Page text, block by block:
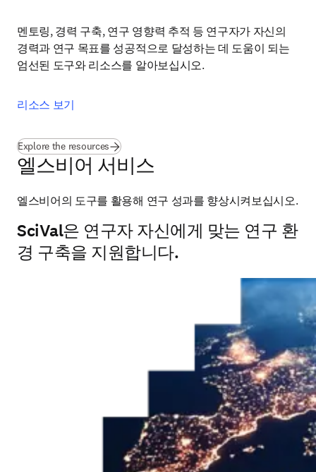
멘토링, 경력 구축, 연구 영향력 추적 등 연구자가 자신의
경력과 연구 목표를 성공적으로 달성하는 데 도움이 되는
엄선된 도구와 리소스를 알아보십시오.
리소스 보기
Explore the resources
엘스비어 서비스
엘스비어의 도구를 활용해 연구 성과를 향상시켜보십시오.
SciVal은 연구자 자신에게 맞는 연구 환
경 구축을 지원합니다.